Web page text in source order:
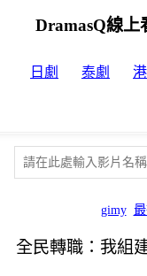
DramasQ線上
日劇 泰劇
gimy
全民轉職：我組